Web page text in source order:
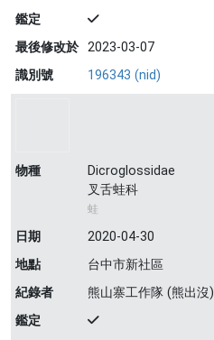
鑑定
最後修改於 2023-03-07
識別號
196343 (nid)
物種
Dicroglossidae
叉舌蛙科
蛙
日期
2020-04-30
地點
台中市新社區
紀錄者
熊山寨工作隊 (熊出沒)
鑑定